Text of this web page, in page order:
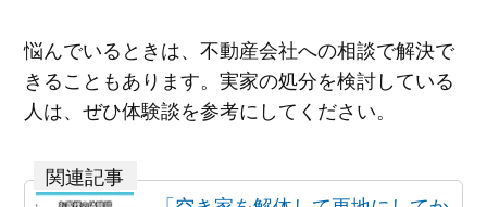
悩んでいるときは、不動産会社への相談で解決で
きることもあります。実家の処分を検討している
人は、ぜひ体験談を参考にしてください。